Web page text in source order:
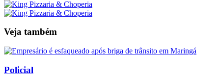
Veja também
Policial